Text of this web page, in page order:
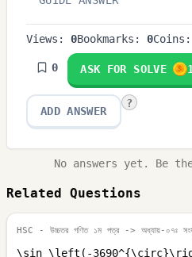
Views: 0Bookmarks: 0Coins:
0 ASK FOR SOLVE
ADD ANSWER
?
No answers yet. Be
Related Questions
HSC - উচ্চতর গণিত ১ম পত্র -> অধ্যায়-০৭ঃ
\sin \left(-